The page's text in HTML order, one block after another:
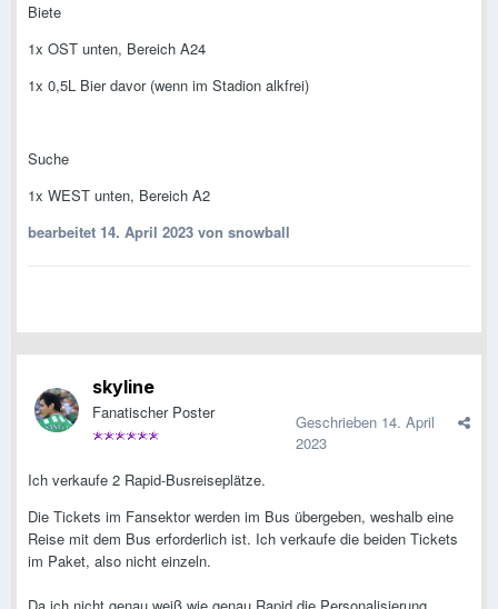
Biete
1x OST unten, Bereich A24
1x 0,5L Bier davor (wenn im Stadion alkfrei)
Suche
1x WEST unten, Bereich A2
bearbeitet 14. April 2023 von snowball
skyline
Fanatischer Poster Geschrieben 14. April
2023
Ich verkaufe 2 Rapid-Busreiseplätze.
Die Tickets im Fansektor werden im Bus übergeben, weshalb eine
Reise mit dem Bus erforderlich ist. Ich verkaufe die beiden Tickets
im Paket, also nicht einzeln.